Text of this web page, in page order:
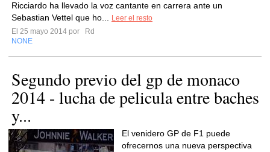
Ricciardo ha llevado la voz cantante en carrera ante un
Sebastian Vettel que ho...
Leer el resto
El 25 mayo 2014 por
Rd
NONE
Segundo previo del gp de monaco
2014 - lucha de pelicula entre baches
y...
El venidero GP de F1 puede
ofrecernos una nueva perspectiva